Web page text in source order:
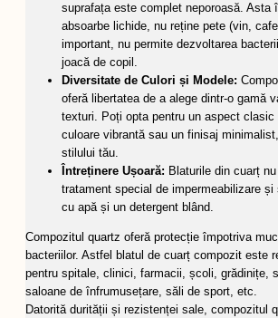
suprafața este complet neporoasă. Asta
absoarbe lichide, nu reține pete (vin,
important, nu permite dezvoltarea
joacă de copil.
Diversitate de Culori și Modele:
oferă libertatea de a alege dintr-o gamă
texturi. Poți opta pentru un aspect clasic
culoare vibrantă sau un finisaj
stilului tău.
Întreținere Ușoară: Blaturile din cuarț
tratament special de impermeabilizare și
cu apă și un detergent blând.
Compozitul quartz oferă protecție împotriva
bacteriilor. Astfel blatul de cuarț compozit este
pentru spitale, clinici, farmacii, școli, grădinițe,
saloane de înfrumusețare, săli de sport, etc.
Datorită durității și rezistenței sale, compozitul